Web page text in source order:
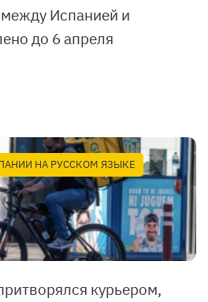
Испанией и
до 6 апреля
НА РУССКОМ ЯЗЫКЕ
курьером,